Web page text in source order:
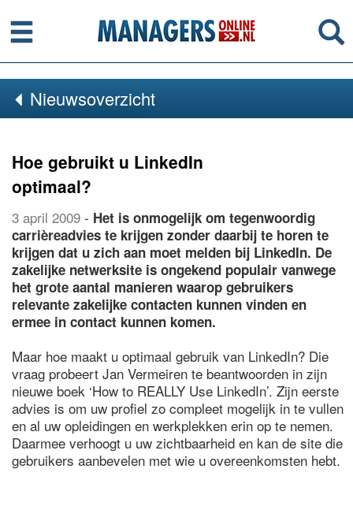
Menu
Nieuwsoverzicht
Hoe gebruikt u LinkedIn
optimaal?
3 april 2009 - Het is onmogelijk om tegenwoordig
carrièreadvies te krijgen zonder daarbij te horen te
krijgen dat u zich aan moet melden bij LinkedIn. De
zakelijke netwerksite is ongekend populair vanwege
het grote aantal manieren waarop gebruikers
relevante zakelijke contacten kunnen vinden en
ermee in contact kunnen komen.
Maar hoe maakt u optimaal gebruik van LinkedIn? Die
vraag probeert Jan Vermeiren te beantwoorden in zijn
nieuwe boek ‘How to REALLY Use LinkedIn’. Zijn eerste
advies is om uw profiel zo compleet mogelijk in te vullen
en al uw opleidingen en werkplekken erin op te nemen.
Daarmee verhoogt u uw zichtbaarheid en kan de site die
gebruikers aanbevelen met wie u overeenkomsten hebt.